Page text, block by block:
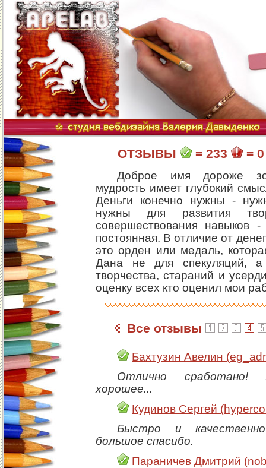
ОТЗЫВЫ = 233 = 0
Доброе имя дороже
мудрость имеет глубокий
Деньги конечно нужны -
нужны для развития
совершествования навыков
постоянная. В отличие от
это орден или медаль,
Дана не для спекуляций,
творчества, стараний и
оценку всех кто оценил мои
Все отзывы
Бахтузин Авелин
Отлично сработано!
хорошее...
Кудинов Сергей
Быстро и
большое спасибо.
Параничев Дмитрий